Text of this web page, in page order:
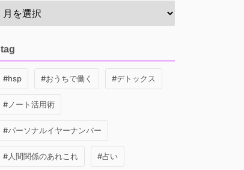
tag
#hsp #おうちで働く #デトックス
#ノート活用術
#パーソナルイヤーナンバー
#人間関係のあれこれ #占い